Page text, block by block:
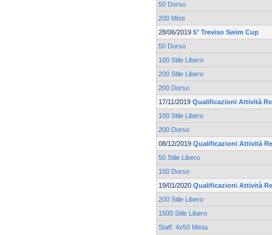
50 Dorso
200 Misti
28/06/2019 5° Treviso Swim Cup
50 Dorso
100 Stile Libero
200 Stile Libero
200 Dorso
17/11/2019 Qualificazioni Attività
100 Stile Libero
200 Dorso
08/12/2019 Qualificazioni Attività
50 Stile Libero
100 Dorso
19/01/2020 Qualificazioni Attività
200 Stile Libero
1500 Stile Libero
Staff. 4x50 Mista